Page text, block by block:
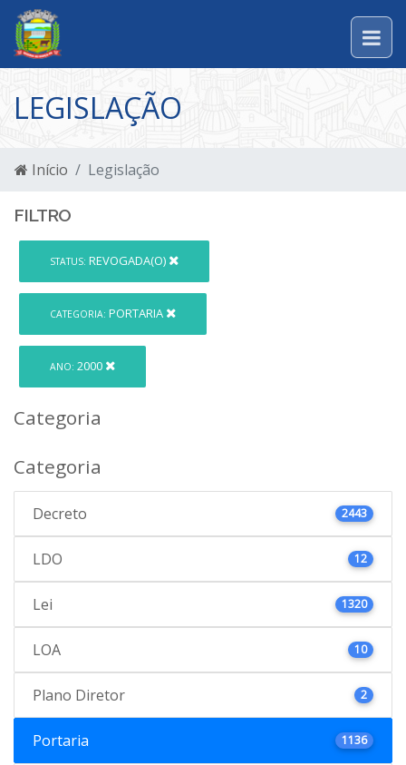
LEGISLAÇÃO
Início Legislação
FILTRO
STATUS: REVOGADA(O)
CATEGORIA: PORTARIA
ANO: 2000
Categoria
Categoria
Decreto 2443
LDO 12
Lei 1320
LOA 10
Plano Diretor 2
Portaria 1136